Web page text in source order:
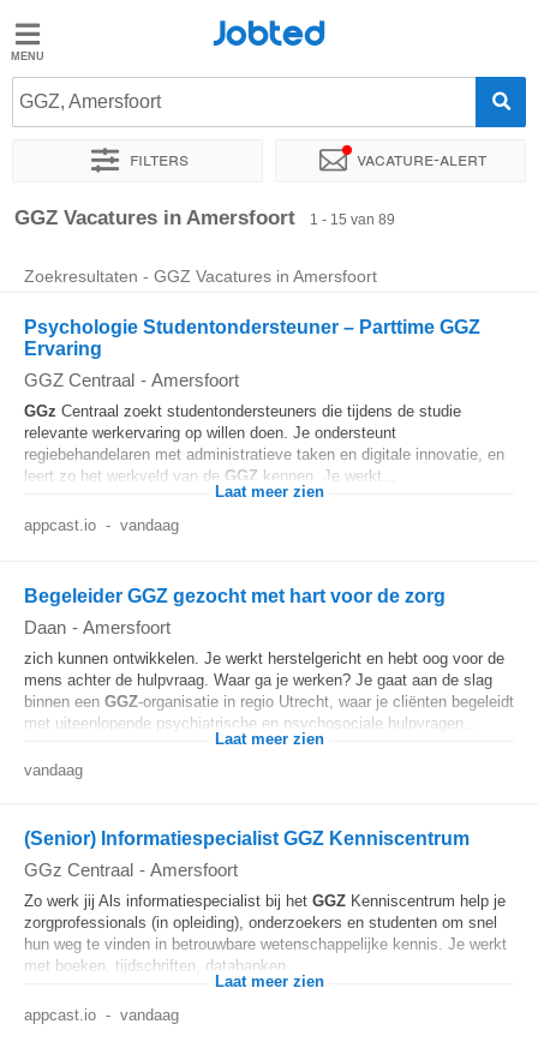
Jobted
Vacatures
Salarissen
Jobted
GGZ, Amersfoort
Filters Vacature-alert
Sorteer op Exacte locatie Bedrijf Uitzendbureau
GGZ Vacatures in Amersfoort 1 - 15 van 89
Zoekresultaten - GGZ Vacatures in Amersfoort
Psychologie Studentondersteuner – Parttime GGZ
Ervaring
GGZ Centraal - Amersfoort
GGz Centraal zoekt studentondersteuners die tijdens de studie
relevante werkervaring op willen doen. Je ondersteunt
regiebehandelaren met administratieve taken en digitale innovatie, en
leert zo het werkveld van de GGZ kennen. Je werkt...
Laat meer zien
appcast.io - vandaag
Begeleider GGZ gezocht met hart voor de zorg
Daan - Amersfoort
zich kunnen ontwikkelen. Je werkt herstelgericht en hebt oog voor de
mens achter de hulpvraag. Waar ga je werken? Je gaat aan de slag
binnen een GGZ-organisatie in regio Utrecht, waar je cliënten begeleidt
met uiteenlopende psychiatrische en psychosociale hulpvragen...
Laat meer zien
vandaag
(Senior) Informatiespecialist GGZ Kenniscentrum
GGz Centraal - Amersfoort
Zo werk jij Als informatiespecialist bij het GGZ Kenniscentrum help je
zorgprofessionals (in opleiding), onderzoekers en studenten om snel
hun weg te vinden in betrouwbare wetenschappelijke kennis. Je werkt
met boeken, tijdschriften, databanken...
Laat meer zien
appcast.io - vandaag